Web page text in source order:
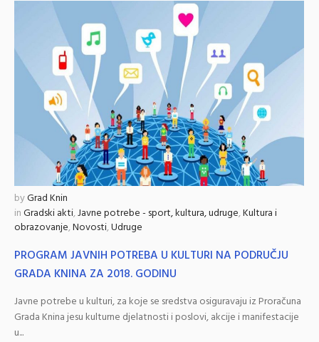
byGrad Knin
inGradski akti,Javne potrebe - sport, kultura, udruge,Kultura i
obrazovanje,Novosti,Udruge
PROGRAM JAVNIH POTREBA U KULTURI NA PODRUČJU
GRADA KNINA ZA 2018. GODINU
Javne potrebe u kulturi, za koje se sredstva osiguravaju iz Proračuna
Grada Knina jesu kulturne djelatnosti i poslovi, akcije i manifestacije
u...